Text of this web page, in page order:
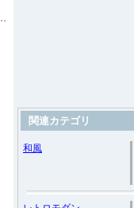
関連カテゴリ
和風